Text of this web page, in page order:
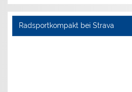
Radsportkompakt bei Strava